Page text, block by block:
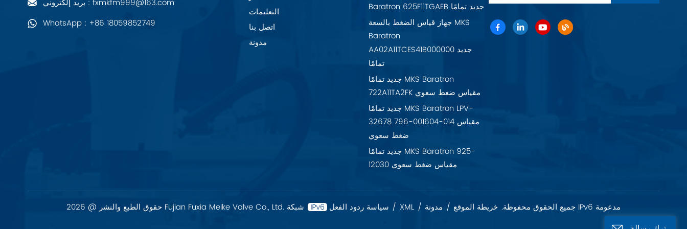
PALL
بريد إلكتروني : fxmkfm999@163.com
WhatsApp : +86 18059852749
التعليمات
اتصل بنا
مدونة
Baratron 625F11TGAEB جديد تمامًا
جهاز قياس الضغط بالسعة MKS
Baratron
AA02A11TCES41B000000 جديد
تمامًا
جديد تمامًا MKS Baratron
722A11TA2FK مقياس ضغط سعوي
جديد تمامًا MKS Baratron LPV-
32678 796-001604-014 مقياس
ضغط سعوي
جديد تمامًا MKS Baratron 925-
12030 مقياس ضغط سعوي
حقوق الطبع والنشر @ 2026 Fujian Fuxia Meike Valve Co., Ltd. جميع الحقوق محفوظة. خريطة الموقع / مدونة /
XML
/ سياسة ردود الفعل شبكة IPv6 مدعومة